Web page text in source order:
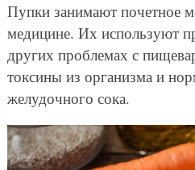
Пупки занимают почетное
медицине. Их используют
других проблемах с
токсины из организма и
желудочного сока.